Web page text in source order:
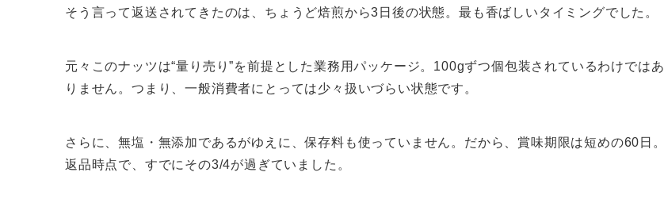
そう言って返送されてきたのは、ちょうど焙煎から3日後の状態。最も香ばしいタイミングでした。
元々このナッツは“量り売り”を前提とした業務用パッケージ。100gずつ個包装されているわけではあ
りません。つまり、一般消費者にとっては少々扱いづらい状態です。
さらに、無塩・無添加であるがゆえに、保存料も使っていません。だから、賞味期限は短めの60日。
返品時点で、すでにその3/4が過ぎていました。